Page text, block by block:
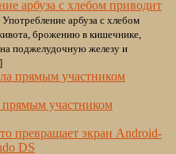
арбуза с хлебом приводит
Употребление арбуза с хлебом
брожению в кишечнике,
поджелудочную железу и
прямым участником